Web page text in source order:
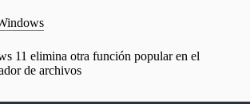
11 elimina otra función popular en el
de archivos